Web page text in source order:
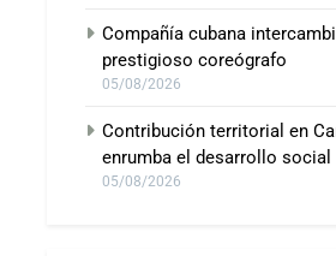
Compañía cubana
prestigioso coreógrafo
05/08/2026
Contribución territorial en
enrumba el desarrollo social
05/08/2026